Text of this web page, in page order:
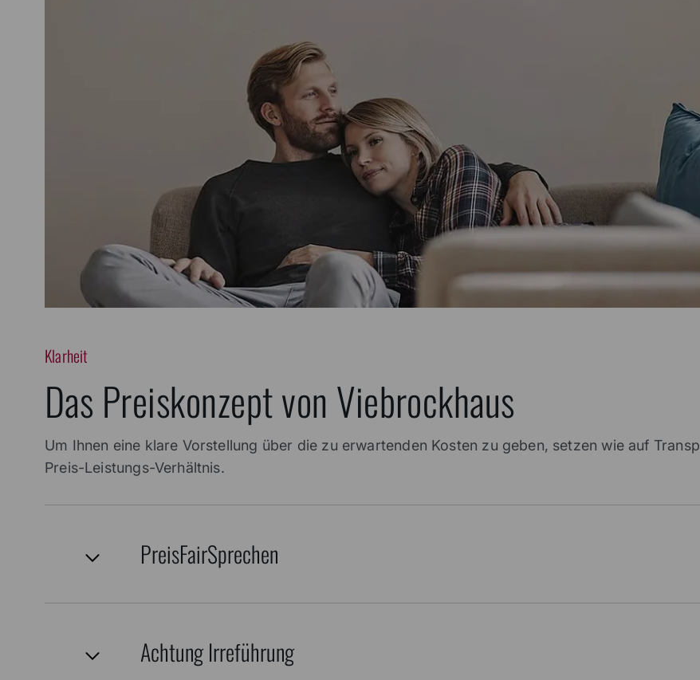
Klarheit
Das Preiskonzept von Viebrockhaus
Um Ihnen eine klare Vorstellung über die zu erwartenden Kosten zu geben, setzen wie auf
Preis-Leistungs-Verhältnis.
PreisFairSprechen
Achtung Irreführung